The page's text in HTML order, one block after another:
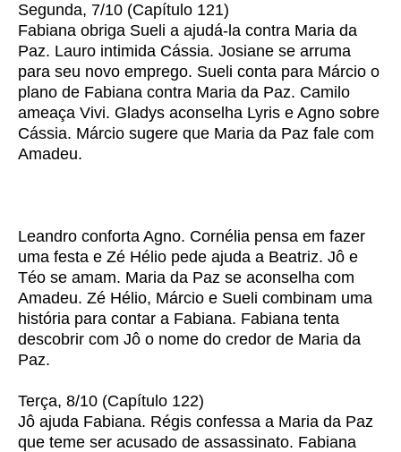
Segunda, 7/10 (Capítulo 121)
Fabiana obriga Sueli a ajudá-la contra Maria da
Paz. Lauro intimida Cássia. Josiane se arruma
para seu novo emprego. Sueli conta para Márcio o
plano de Fabiana contra Maria da Paz. Camilo
ameaça Vivi. Gladys aconselha Lyris e Agno sobre
Cássia. Márcio sugere que Maria da Paz fale com
Amadeu.
Leandro conforta Agno. Cornélia pensa em fazer
uma festa e Zé Hélio pede ajuda a Beatriz. Jô e
Téo se amam. Maria da Paz se aconselha com
Amadeu. Zé Hélio, Márcio e Sueli combinam uma
história para contar a Fabiana. Fabiana tenta
descobrir com Jô o nome do credor de Maria da
Paz.
Terça, 8/10 (Capítulo 122)
Jô ajuda Fabiana. Régis confessa a Maria da Paz
que teme ser acusado de assassinato. Fabiana